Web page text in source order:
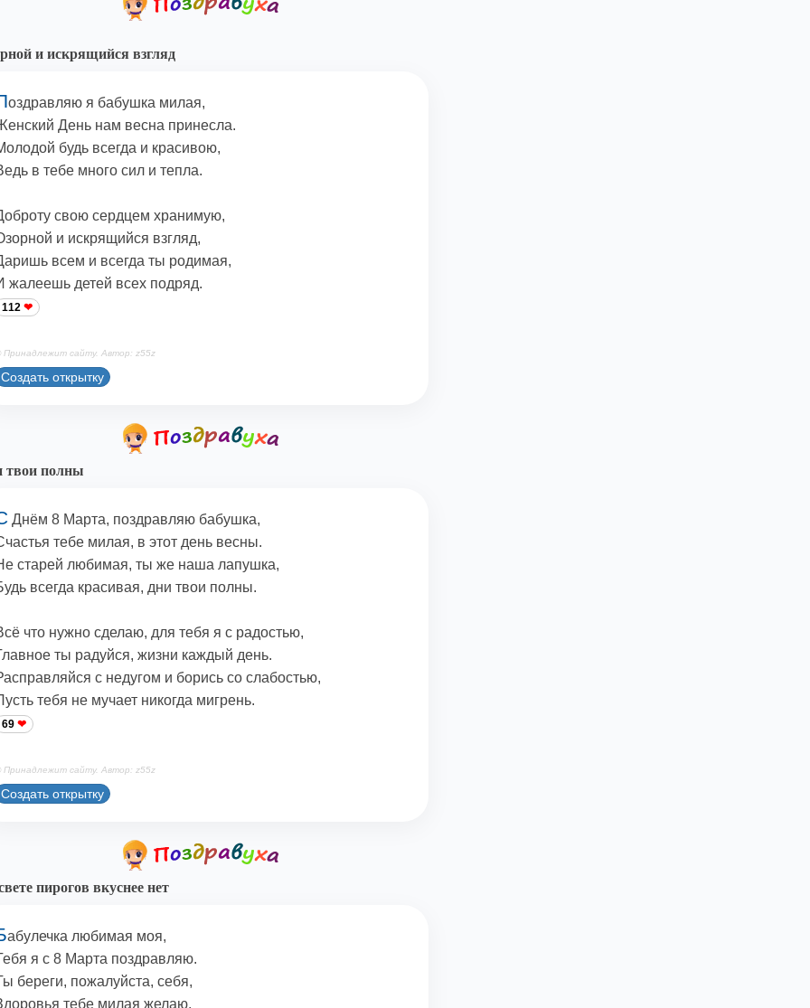
и искрящийся взгляд
оздравляю я бабушка милая,
День нам весна принесла.
будь всегда и красивою,
в тебе много сил и тепла.
свою сердцем хранимую,
и искрящийся взгляд,
всем и всегда ты родимая,
жалеешь детей всех подряд.
112
Принадлежит сайту. Автор: z55z
Создать открытку
твои полны
Днём 8 Марта, поздравляю бабушка,
тебе милая, в этот день весны.
старей любимая, ты же наша лапушка,
всегда красивая, дни твои полны.
что нужно сделаю, для тебя я с радостью,
ты радуйся, жизни каждый день.
с недугом и борись со слабостью,
тебя не мучает никогда мигрень.
69
Принадлежит сайту. Автор: z55z
Создать открытку
пирогов вкуснее нет
абулечка любимая моя,
я с 8 Марта поздравляю.
береги, пожалуйста, себя,
тебе милая желаю.